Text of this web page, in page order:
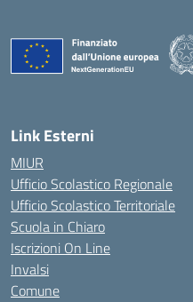
Link Esterni
MIUR
Ufficio Scolastico Regionale
Ufficio Scolastico Territoriale
Scuola in Chiaro
Iscrizioni On Line
Invalsi
Comune